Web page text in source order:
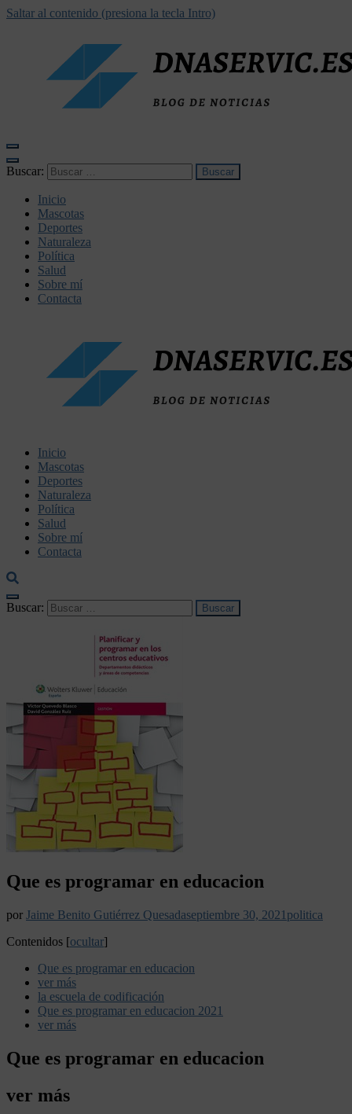
Saltar al contenido (presiona la tecla Intro)
Buscar:
Inicio
Mascotas
Deportes
Naturaleza
Política
Salud
Sobre mí
Contacta
dnaservic.es
Inicio
Mascotas
Deportes
Naturaleza
Política
Salud
Sobre mí
Contacta
Buscar:
Que es programar en educacion
por Jaime Benito Gutiérrez Quesadaseptiembre 30, 2021 politica
Contenidos [ocultar]
Que es programar en educacion
ver más
la escuela de codificación
Que es programar en educacion 2021
ver más
Que es programar en educacion
ver más